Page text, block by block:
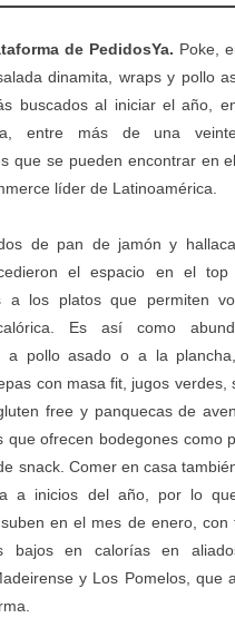
de PedidosYa. Poke,
dinamita, wraps y pollo
buscados al iniciar el año,
entre más de una
que se pueden encontrar en
líder de Latinoamérica.
de pan de jamón y
el espacio en el top
a los platos que permiten
Es así como
a pollo asado o a la
con masa fit, jugos verdes,
free y panquecas de
que ofrecen bodegones como
snack. Comer en casa
a inicios del año, por lo
en el mes de enero, con
bajos en calorías en
y Los Pomelos, que